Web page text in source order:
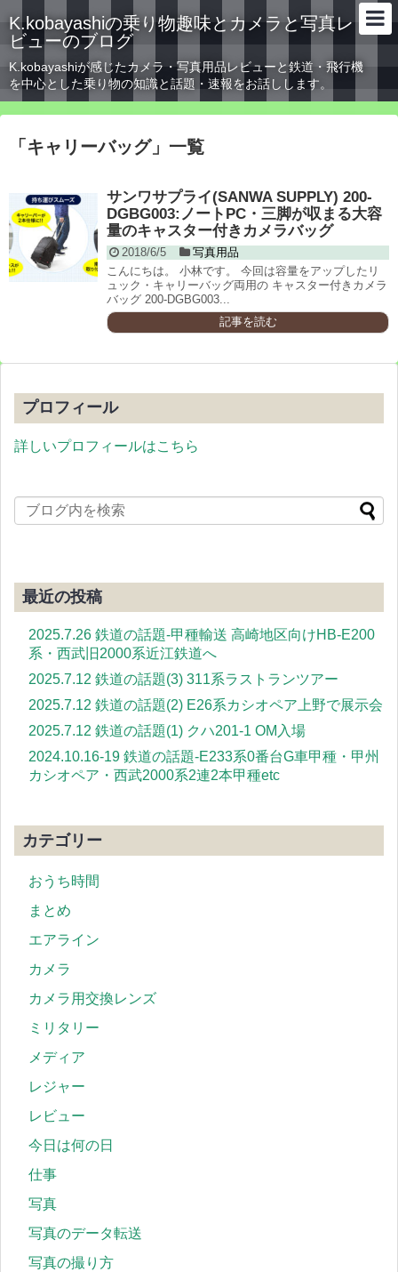
K.kobayashiの乗り物趣味とカメラと写真レ
ビューのブログ
K.kobayashiが感じたカメラ・写真用品レビューと鉄道・飛行機
を中心とした乗り物の知識と話題・速報をお話しします。
「 キャリーバッグ」 一覧
サンワサプライ(SANWA SUPPLY) 200-
DGBG003:ノートPC・三脚が収まる大容
量のキャスター付きカメラバッグ
2018/6/5
写真用品
こんにちは。 小林です。 今回は容量をアップしたリ
ュック・キャリーバッグ両用の キャスター付きカメラ
バッグ 200-DGBG003...
記事を読む
プロフィール
詳しいプロフィールはこちら
最近の投稿
2025.7.26 鉄道の話題-甲種輸送 高崎地区向けHB-E200
系・西武旧2000系近江鉄道へ
2025.7.12 鉄道の話題(3) 311系ラストランツアー
2025.7.12 鉄道の話題(2) E26系カシオペア上野で展示会
2025.7.12 鉄道の話題(1) クハ201-1 OM入場
2024.10.16-19 鉄道の話題-E233系0番台G車甲種・甲州
カシオペア・西武2000系2連2本甲種etc
カテゴリー
おうち時間
まとめ
エアライン
カメラ
カメラ用交換レンズ
ミリタリー
メディア
レジャー
レビュー
今日は何の日
仕事
写真
写真のデータ転送
写真の撮り方